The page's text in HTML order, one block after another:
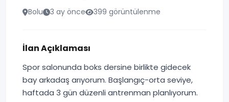
Bolu 3 ay önce 399 görüntülenme
İlan Açıklaması
Spor salonunda boks dersine birlikte gidecek
bay arkadaş arıyorum. Başlangıç-orta seviye,
haftada 3 gün düzenli antrenman planlıyorum.